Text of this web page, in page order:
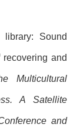
Sound
and
Multicultural
A Satellite
and